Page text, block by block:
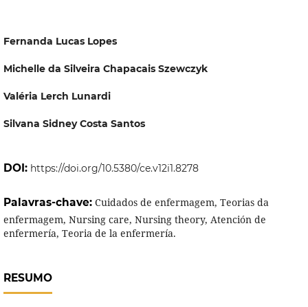
Fernanda Lucas Lopes
Michelle da Silveira Chapacais Szewczyk
Valéria Lerch Lunardi
Silvana Sidney Costa Santos
DOI: https://doi.org/10.5380/ce.v12i1.8278
Palavras-chave: Cuidados de enfermagem, Teorias da
enfermagem, Nursing care, Nursing theory, Atención de
enfermería, Teoria de la enfermería.
RESUMO